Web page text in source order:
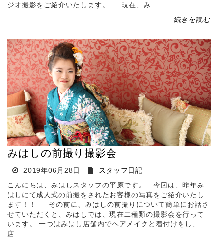
ジオ撮影をご紹介いたします。 現在、み...
続きを読む
みはしの前撮り撮影会
2019年06月28日
スタッフ日記
こんにちは、みはしスタッフの平原です。 今回は、昨年み
はしにて成人式の前撮をされたお客様の写真をご紹介いたし
ます！！ その前に、みはしの前撮りについて簡単にお話さ
せていただくと、みはしでは、現在二種類の撮影会を行って
います。 一つはみはし店舗内でヘアメイクと着付けをし、
店...